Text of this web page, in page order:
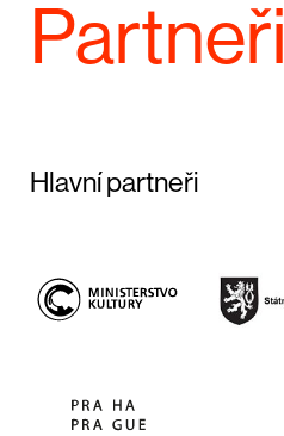
Partneři
Hlavní partneři